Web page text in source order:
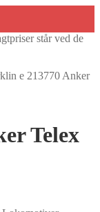
står ved de
e 213770 Anker
Telex